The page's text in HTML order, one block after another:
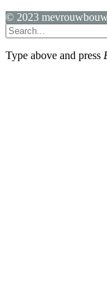
© 2023
Type above and press